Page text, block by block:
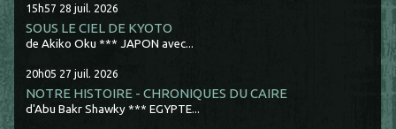
15h57 28 juil. 2026
SOUS LE CIEL DE KYOTO
de Akiko Oku *** JAPON avec...
20h05 27 juil. 2026
NOTRE HISTOIRE - CHRONIQUES DU CAIRE
d'Abu Bakr Shawky *** EGYPTE...